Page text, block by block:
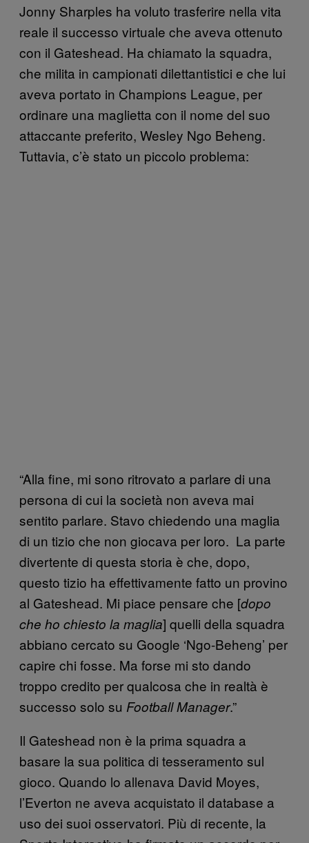
Jonny Sharples ha voluto trasferire nella vita
reale il successo virtuale che aveva ottenuto
con il Gateshead. Ha chiamato la squadra,
che milita in campionati dilettantistici e che lui
aveva portato in Champions League, per
ordinare una maglietta con il nome del suo
attaccante preferito, Wesley Ngo Beheng.
Tuttavia, c’è stato un piccolo problema:
“Alla fine, mi sono ritrovato a parlare di una
persona di cui la società non aveva mai
sentito parlare. Stavo chiedendo una maglia
di un tizio che non giocava per loro. La parte
divertente di questa storia è che, dopo,
questo tizio ha effettivamente fatto un provino
al Gateshead. Mi piace pensare che [dopo
che ho chiesto la maglia] quelli della squadra
abbiano cercato su Google ‘Ngo-Beheng’ per
capire chi fosse. Ma forse mi sto dando
troppo credito per qualcosa che in realtà è
successo solo su Football Manager.”
Il Gateshead non è la prima squadra a
basare la sua politica di tesseramento sul
gioco. Quando lo allenava David Moyes,
l’Everton ne aveva acquistato il database a
uso dei suoi osservatori. Più di recente, la